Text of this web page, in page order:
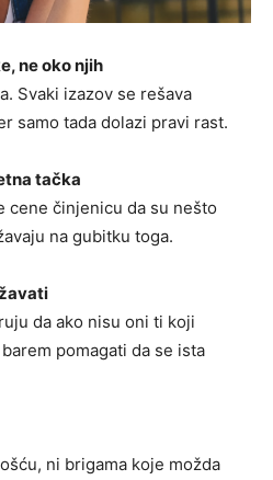
ne oko njih
Svaki izazov se rešava
samo tada dolazi pravi rast.
tačka
cene činjenicu da su nešto
na gubitku toga.
da ako nisu oni ti koji
pomagati da se ista
ni brigama koje možda